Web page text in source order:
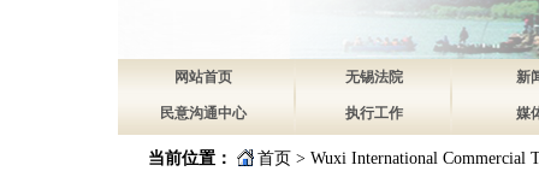
网站首页 无锡法院 新
民意沟通中心 执行工作 媒
当前位置： 首页 > Wuxi International Commercial